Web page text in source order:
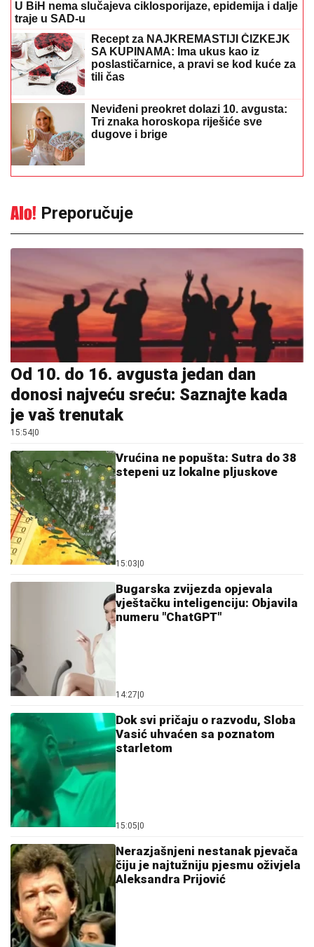
U BiH nema slučajeva ciklosporijaze, epidemija i dalje
traje u SAD-u
Recept za NAJKREMASTIJI ČIZKEJK
SA KUPINAMA: Ima ukus kao iz
poslastičarnice, a pravi se kod kuće za
tili čas
Neviđeni preokret dolazi 10. avgusta:
Tri znaka horoskopa riješiće sve
dugove i brige
Preporučuje
Od 10. do 16. avgusta jedan dan
donosi najveću sreću: Saznajte kada
je vaš trenutak
15:54 0
Vrućina ne popušta: Sutra do 38
stepeni uz lokalne pljuskove
15:03 0
Bugarska zvijezda opjevala
vještačku inteligenciju: Objavila
numeru "ChatGPT"
14:27 0
Dok svi pričaju o razvodu, Sloba
Vasić uhvaćen sa poznatom
starletom
15:05 0
Nerazjašnjeni nestanak pjevača
čiju je najtužniju pjesmu oživjela
Aleksandra Prijović